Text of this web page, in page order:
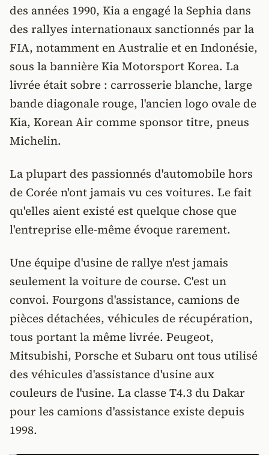
des années 1990, Kia a engagé la Sephia dans
des rallyes internationaux sanctionnés par la
FIA, notamment en Australie et en Indonésie,
sous la bannière Kia Motorsport Korea. La
livrée était sobre : carrosserie blanche, large
bande diagonale rouge, l'ancien logo ovale de
Kia, Korean Air comme sponsor titre, pneus
Michelin.
La plupart des passionnés d'automobile hors
de Corée n'ont jamais vu ces voitures. Le fait
qu'elles aient existé est quelque chose que
l'entreprise elle-même évoque rarement.
Une équipe d'usine de rallye n'est jamais
seulement la voiture de course. C'est un
convoi. Fourgons d'assistance, camions de
pièces détachées, véhicules de récupération,
tous portant la même livrée. Peugeot,
Mitsubishi, Porsche et Subaru ont tous utilisé
des véhicules d'assistance d'usine aux
couleurs de l'usine. La classe T4.3 du Dakar
pour les camions d'assistance existe depuis
1998.